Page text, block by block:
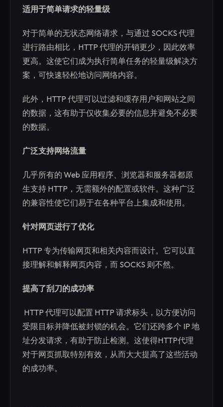
适用于简单请求的轻量级
对于简单的无状态网络请求，与通过 SOCKS 代理
进行路由相比，HTTP 代理的开销更少，因此效率
更高。这使它们成为执行简单任务的轻量级解决方
案，可快速轻松地访问网络内容。
此外，HTTP 代理可以过滤和缓存用户和网站之间
的数据，这有助于仅收集必要的信息并避免不必要
的数据。
广泛支持网络流量
几乎所有的 Web 应用程序、浏览器和服务器都原
生支持 HTTP，无需额外的配置或软件。这种广泛
的兼容性使它们易于在各种平台上集成和使用。
针对网页进行了优化
HTTP 专为传输网页和相关内容而设计。它可以直
接理解和解释网页内容，而 SOCKS 则不然。
提高了刮刀的成功率
‍ HTTP 代理可以配置 HTTP 请求标头，以方便访问
受限目标并降低被封锁的机会。它们还跨多个 IP 地
址分发请求，有助于防止检测。这使得HTTP代理
对于网页抓取特别有效，从而大大提高了这些活动
的成功率。